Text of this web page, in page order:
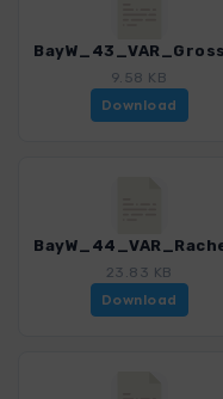
9.58 KB
Download
23.83 KB
Download